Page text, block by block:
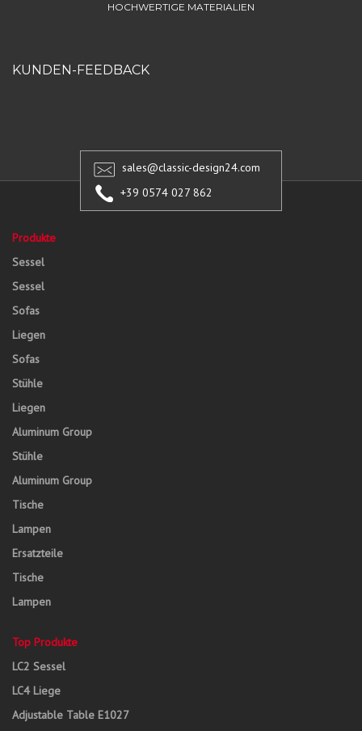
HOCHWERTIGE MATERIALIEN
KUNDEN-FEEDBACK
sales@classic-design24.com
+39 0574 027 862
Produkte
Sessel
Sessel
Sofas
Liegen
Sofas
Stühle
Liegen
Aluminum Group
Stühle
Aluminum Group
Tische
Lampen
Ersatzteile
Tische
Lampen
Top Produkte
LC2 Sessel
LC4 Liege
Adjustable Table E1027